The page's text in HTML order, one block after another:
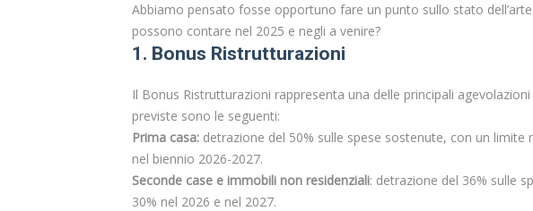
Abbiamo pensato fosse opportuno fare un punto sullo stato dell’arte:
possono contare nel 2025 e negli a venire?
1. Bonus Ristrutturazioni
Il Bonus Ristrutturazioni rappresenta una delle principali
previste sono le seguenti:
Prima casa: detrazione del 50% sulle spese sostenute, con un
nel biennio 2026-2027.
Seconde case e immobili non residenziali: detrazione del 36% sulle
30% nel 2026 e nel 2027.